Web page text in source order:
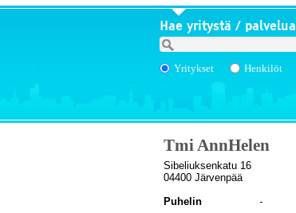
Hae yritystä / palvelua
Yritykset Henkilöt
Tmi AnnHelen
Sibeliuksenkatu 16
04400 Järvenpää
Puhelin